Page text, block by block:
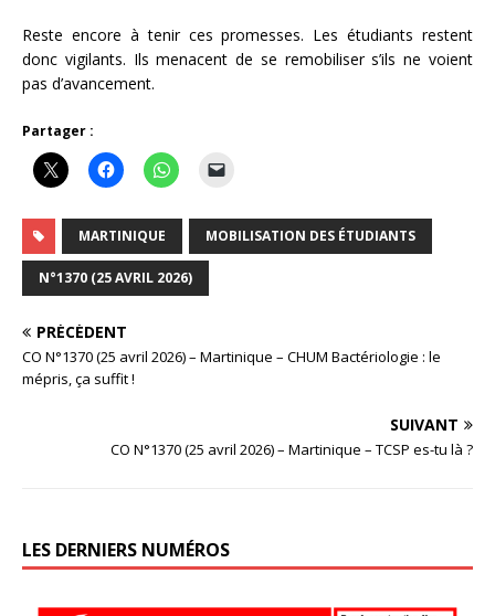
Reste encore à tenir ces promesses. Les étudiants restent
donc vigilants. Ils menacent de se remobiliser s’ils ne voient
pas d’avancement.
Partager :
MARTINIQUE MOBILISATION DES ÉTUDIANTS
N°1370 (25 AVRIL 2026)
PRÉCÉDENT
CO N°1370 (25 avril 2026) – Martinique – CHUM Bactériologie : le
mépris, ça suffit !
SUIVANT
CO N°1370 (25 avril 2026) – Martinique – TCSP es-tu là ?
LES DERNIERS NUMÉROS